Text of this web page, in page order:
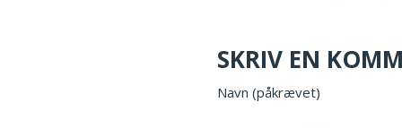
SKRIV EN
Navn (påkrævet)